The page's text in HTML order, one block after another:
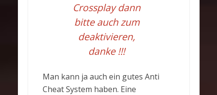
Crossplay dann
bitte auch zum
deaktivieren,
danke !!!
Man kann ja auch ein gutes Anti
Cheat System haben. Eine